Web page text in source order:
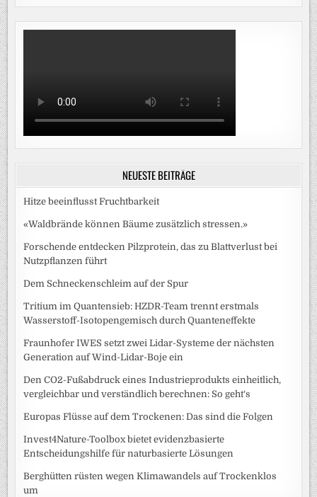
NEUESTE BEITRÄGE
Hitze beeinflusst Fruchtbarkeit
«Waldbrände können Bäume zusätzlich stressen.»
Forschende entdecken Pilzprotein, das zu Blattverlust bei
Nutzpflanzen führt
Dem Schneckenschleim auf der Spur
Tritium im Quantensieb: HZDR-Team trennt erstmals
Wasserstoff-Isotopengemisch durch Quanteneffekte
Fraunhofer IWES setzt zwei Lidar-Systeme der nächsten
Generation auf Wind-Lidar-Boje ein
Den CO2-Fußabdruck eines Industrieprodukts einheitlich,
vergleichbar und verständlich berechnen: So geht‘s
Europas Flüsse auf dem Trockenen: Das sind die Folgen
Invest4Nature-Toolbox bietet evidenzbasierte
Entscheidungshilfe für naturbasierte Lösungen
Berghütten rüsten wegen Klimawandels auf Trockenklos
um